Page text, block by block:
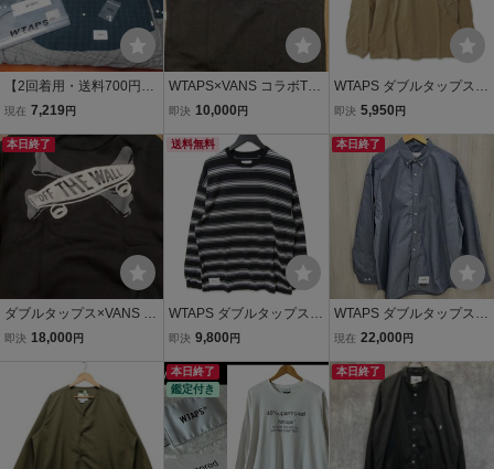
【2回着用・送料700円】
WTAPS BD 03 LS COTTO
E.OF GREEN L 03 ダブル
タップス シャツ チェック
グリーン
現在 7,219円
WTAPS×VANS コラボTシ
ャツ vault ダブルタップ
ォルト forty
即決 10,000 円
WTAPS ダブルタップス
長袖Tシャツ 211ATDT-LT
TORY/TEE.LS ベージュ 3
27114208
即決 5,950 円
本日終了
ダブルタップス×VANS ス
ウェットパーカー HOOD
ト vault シンジケート des
cendant ディセンダント f
par 40%
即決 18,000 円
送料無料
WTAPS ダブルタップス
長袖Tシャツ 222ATDT-CS
スタイル ボーダー ブラッ
ク 黒 3 27114253
即決 9,800 円
本日終了
WTAPS ダブルタップス /
長袖シャツ / 252TQDT-S
ズXL
現在 22,000 円
本日終了
鑑定付き
本日終了